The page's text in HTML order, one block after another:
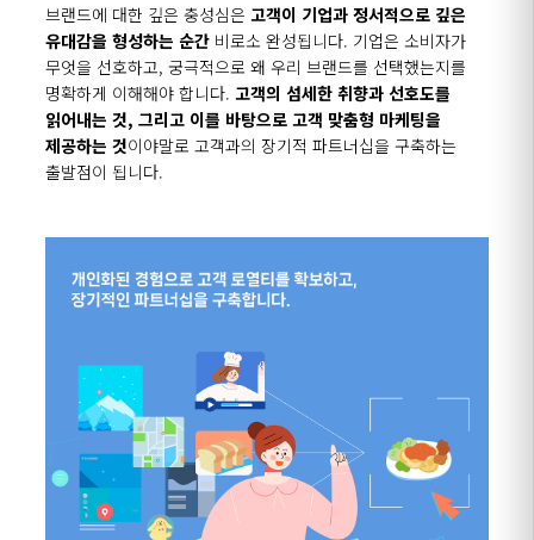
브랜드에 대한 깊은 충성심은 고객이 기업과 정서적으로 깊은
유대감을 형성하는 순간 비로소 완성됩니다. 기업은 소비자가
무엇을 선호하고, 궁극적으로 왜 우리 브랜드를 선택했는지를
명확하게 이해해야 합니다. 고객의 섬세한 취향과 선호도를
읽어내는 것, 그리고 이를 바탕으로 고객 맞춤형 마케팅을
제공하는 것이야말로 고객과의 장기적 파트너십을 구축하는
출발점이 됩니다.